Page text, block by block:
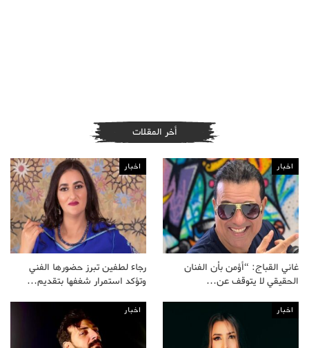
أخر المقلات
اخبار
غاني القباج: “أؤمن بأن الفنان
الحقيقي لا يتوقف عن…
اخبار
رجاء لطفين تبرز حضورها الفني
وتؤكد استمرار شغفها بتقديم…
اخبار اخبار